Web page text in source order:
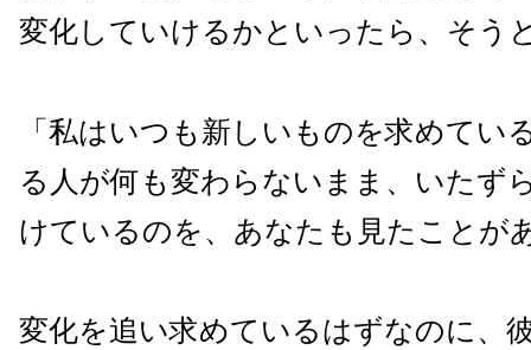
変化していけるかといったら、そう
「私はいつも新しいものを求めてい
る人が何も変わらないまま、いたず
けているのを、あなたも見たことが
変化を追い求めているはずなのに、